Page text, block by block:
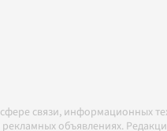
связи, информационных
объявлениях.